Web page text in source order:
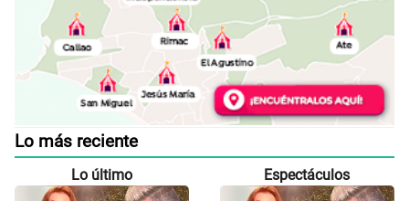
Lo más reciente
Lo último Espectáculos